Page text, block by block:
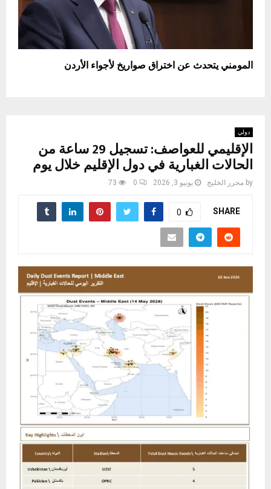
المومني يتحدث عن اختراق صواريخ لأجواء الأردن
دولي
الإقليمي للعواصف: تسجيل 29 ساعة من
الحالات الغبارية في دول الإقليم خلال يوم
by محرر الخليج يونيو 3, 2026 0
73
SHARE
0